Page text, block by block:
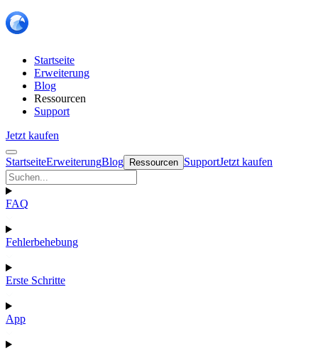
Startseite
Erweiterung
Blog
Ressourcen
Support
Jetzt kaufen
StartseiteErweiterungBlog Ressourcen SupportJetzt kaufen
FAQ
Fehlerbehebung
Erste Schritte
App